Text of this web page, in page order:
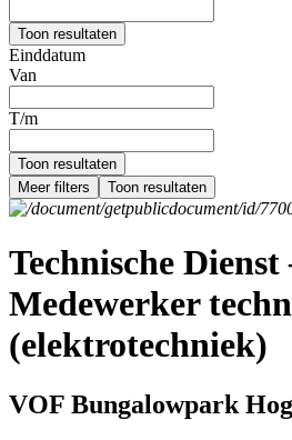
Toon resultaten
Einddatum
Van
T/m
Toon resultaten
Meer filters
Toon resultaten
Technische Dienst
Medewerker
(elektrotechniek)
VOF Bungalowpark